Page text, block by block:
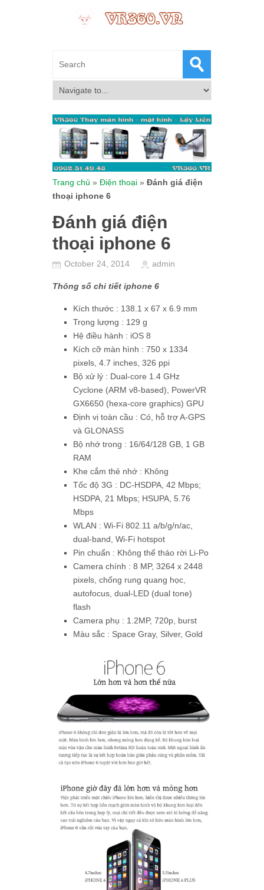
Trang chủ » Điện thoại » Đánh giá điện
thoại iphone 6
Đánh giá điện
thoại iphone 6
October 24, 2014 admin
Thông số chi tiết iphone 6
Kích thước : 138.1 x 67 x 6.9 mm
Trọng lượng : 129 g
Hệ điều hành : iOS 8
Kích cỡ màn hình : 750 x 1334
pixels, 4.7 inches, 326 ppi
Bộ xử lý : Dual-core 1.4 GHz
Cyclone (ARM v8-based), PowerVR
GX6650 (hexa-core graphics) GPU
Định vị toàn cầu : Có, hỗ trợ A-GPS
và GLONASS
Bộ nhớ trong : 16/64/128 GB, 1 GB
RAM
Khe cắm thẻ nhớ : Không
Tốc độ 3G : DC-HSDPA, 42 Mbps;
HSDPA, 21 Mbps; HSUPA, 5.76
Mbps
WLAN : Wi-Fi 802.11 a/b/g/n/ac,
dual-band, Wi-Fi hotspot
Pin chuẩn : Không thể tháo rời Li-Po
Camera chính : 8 MP, 3264 x 2448
pixels, chống rung quang học,
autofocus, dual-LED (dual tone)
flash
Camera phụ : 1.2MP, 720p, burst
Màu sắc : Space Gray, Silver, Gold